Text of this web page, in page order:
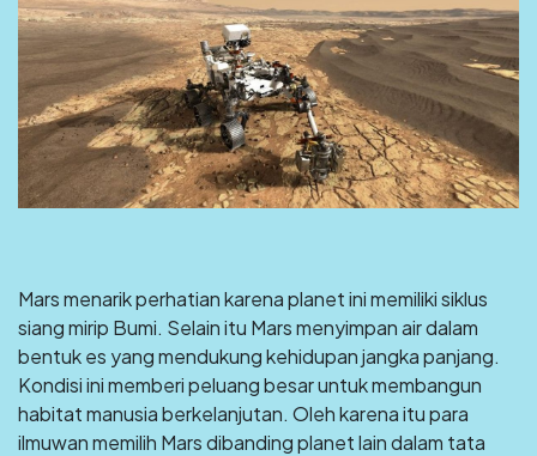
Mars menarik perhatian karena planet ini memiliki siklus
siang mirip Bumi. Selain itu Mars menyimpan air dalam
bentuk es yang mendukung kehidupan jangka panjang.
Kondisi ini memberi peluang besar untuk membangun
habitat manusia berkelanjutan. Oleh karena itu para
ilmuwan memilih Mars dibanding planet lain dalam tata